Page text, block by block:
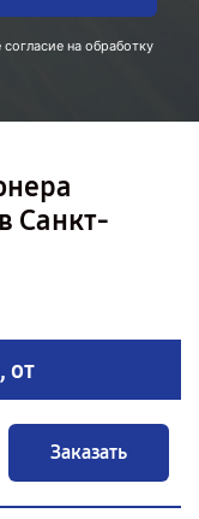
на обработку
Санкт-
от
Заказать